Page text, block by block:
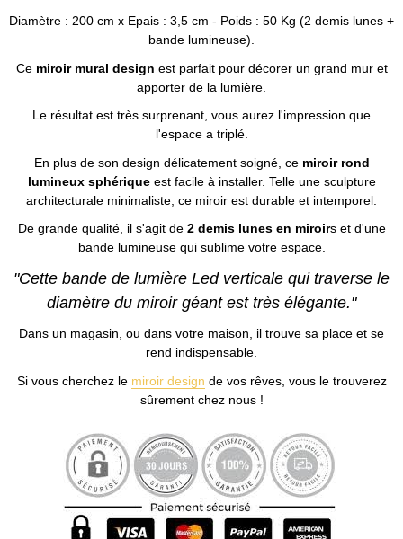
Diamètre : 200 cm x Epais : 3,5 cm - Poids : 50 Kg (2 demis lunes +
bande lumineuse).
Ce miroir mural design est parfait pour décorer un grand mur et
apporter de la lumière.
Le résultat est très surprenant, vous aurez l'impression que
l'espace a triplé.
En plus de son design délicatement soigné, ce miroir rond
lumineux sphériqueest facile à installer. Telle une sculpture
architecturale minimaliste, ce miroir est durable et intemporel.
De grande qualité, il s'agit de 2 demis lunes en miroirs et d'une
bande lumineuse qui sublime votre espace.
"Cette bande de lumière Led verticale qui traverse le
diamètre du miroir géant est très élégante."
Dans un magasin, ou dans votre maison, il trouve sa place et se
rend indispensable.
Si vous cherchez le miroir design de vos rêves, vous le trouverez
sûrement chez nous !